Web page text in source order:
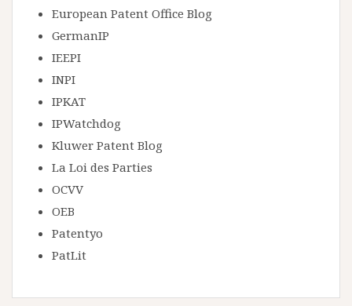
European Patent Office Blog
GermanIP
IEEPI
INPI
IPKAT
IPWatchdog
Kluwer Patent Blog
La Loi des Parties
OCVV
OEB
Patentyo
PatLit